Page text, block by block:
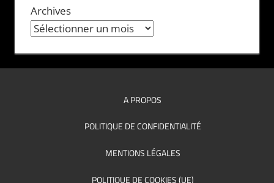
Archives
A PROPOS
POLITIQUE DE CONFIDENTIALITÉ
MENTIONS LÉGALES
POLITIQUE DE COOKIES (UE)